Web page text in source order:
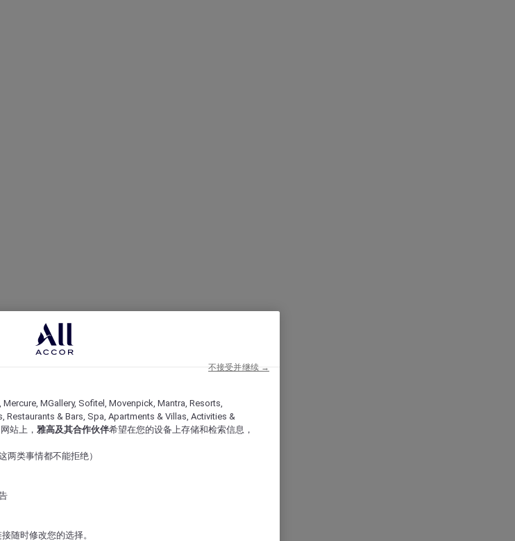
MGallery, Sofitel, Movenpick, Mantra, Resorts,
Restaurants & Bars, Spa, Apartments & Villas, Activities &
站上， 雅高及其合作伙伴希望在您的设备上存储和检索信息，
两类事情都不能拒绝）
随时修改您的选择。
不接受并继续 →